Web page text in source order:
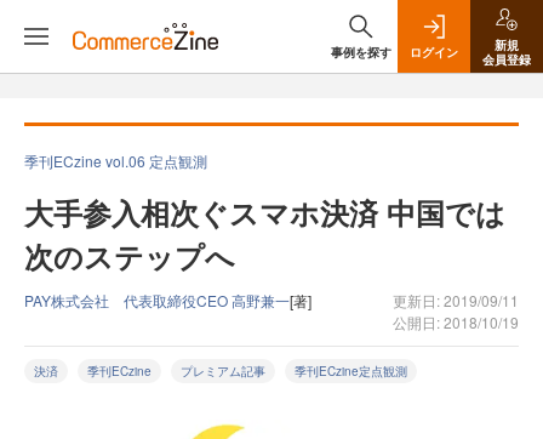
事例を探す ログイン
新規
会員登録
季刊ECzine vol.06 定点観測
大手参入相次ぐスマホ決済 中国では
次のステップへ
PAY株式会社 代表取締役CEO 高野兼一[著]
更新日: 2019/09/11
公開日: 2018/10/19
決済 季刊ECzine プレミアム記事 季刊ECzine定点観測